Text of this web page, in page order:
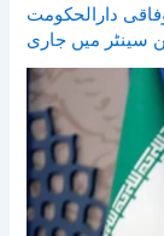
دارالحکومت
سینٹر میں جاری